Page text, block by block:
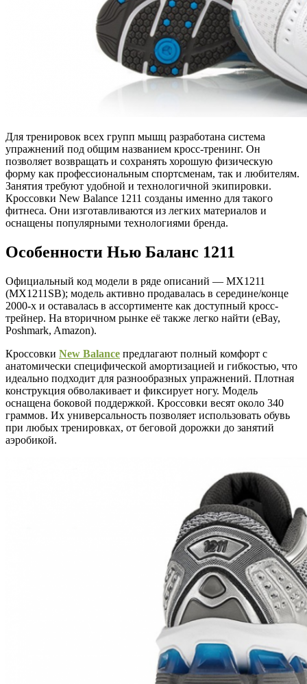
Для тренировок всех групп мышц разработана система
упражнений под общим названием кросс-тренинг. Он
позволяет возвращать и сохранять хорошую физическую
форму как профессиональным спортсменам, так и любителям.
Занятия требуют удобной и технологичной экипировки.
Кроссовки New Balance 1211 созданы именно для такого
фитнеса. Они изготавливаются из легких материалов и
оснащены популярными технологиями бренда.
Особенности Нью Баланс 1211
Официальный код модели в ряде описаний — MX1211
(MX1211SB); модель активно продавалась в середине/конце
2000-х и оставалась в ассортименте как доступный кросс-
трейнер. На вторичном рынке её также легко найти (eBay,
Poshmark, Amazon).
Кроссовки New Balance предлагают полный комфорт с
анатомически специфической амортизацией и гибкостью, что
идеально подходит для разнообразных упражнений. Плотная
конструкция обволакивает и фиксирует ногу. Модель
оснащена боковой поддержкой. Кроссовки весят около 340
граммов. Их универсальность позволяет использовать обувь
при любых тренировках, от беговой дорожки до занятий
аэробикой.